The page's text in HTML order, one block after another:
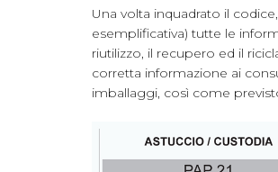
Una volta inquadrato il
esemplificativa) tutte le
riutilizzo, il recupero ed il
corretta informazione ai
imballaggi, così come